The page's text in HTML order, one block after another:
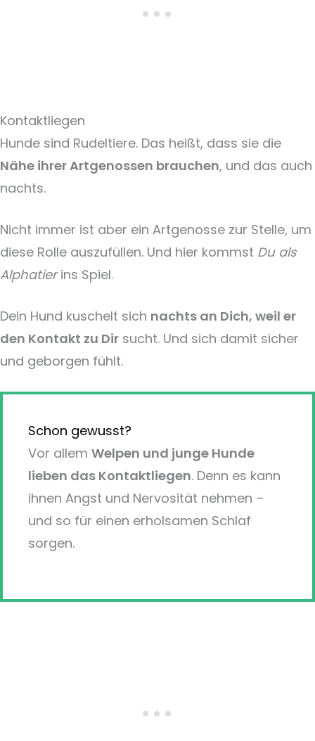
Kontaktliegen
Hunde sind Rudeltiere. Das heißt, dass sie die
Nähe ihrer Artgenossen brauchen, und das auch
nachts.
Nicht immer ist aber ein Artgenosse zur Stelle, um
diese Rolle auszufüllen. Und hier kommst Du als
Alphatierins Spiel.
Dein Hund kuschelt sich nachts an Dich, weil er
den Kontakt zu Dir sucht. Und sich damit sicher
und geborgen fühlt.
Schon gewusst?
Vor allem Welpen und junge Hunde
lieben das Kontaktliegen. Denn es kann
ihnen Angst und Nervosität nehmen –
und so für einen erholsamen Schlaf
sorgen.